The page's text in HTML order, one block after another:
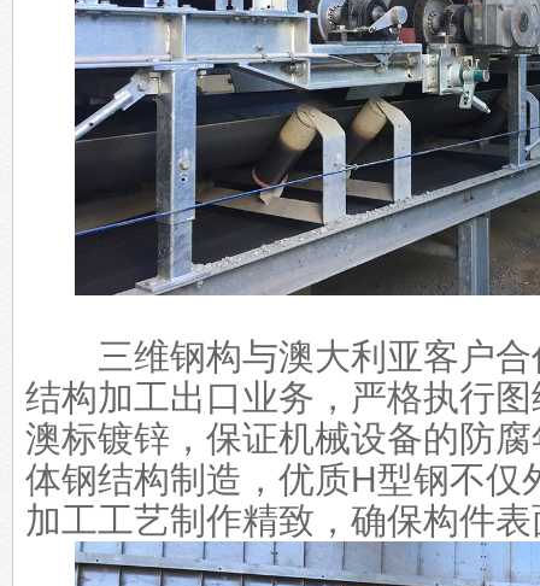
三维钢构与澳大利亚客户合
结构加工出口业务，严格执行
澳标镀锌，保证机械设备的防
体钢结构制造，优质H型钢不仅
加工工艺制作精致，确保构件